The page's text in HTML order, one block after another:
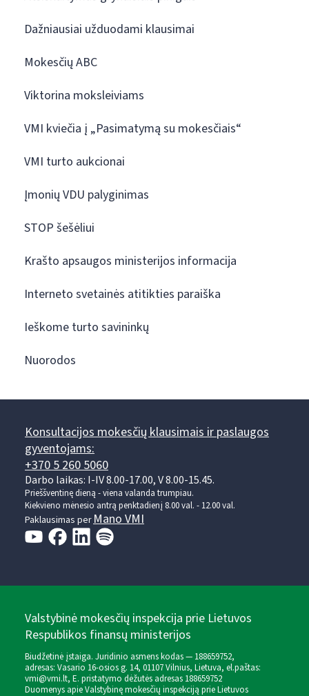
Dažniausiai užduodami klausimai
Mokesčių ABC
Viktorina moksleiviams
VMI kviečia į „Pasimatymą su mokesčiais“
VMI turto aukcionai
Įmonių VDU palyginimas
STOP šešėliui
Krašto apsaugos ministerijos informacija
Interneto svetainės atitikties paraiška
Ieškome turto savininkų
Nuorodos
Konsultacijos mokesčių klausimais ir paslaugos
gyventojams:
+370 5 260 5060
Darbo laikas: I-IV 8.00-17.00, V 8.00-15.45.
Prieššventinę dieną - viena valanda trumpiau.
Kiekvieno mėnesio antrą penktadienį 8.00 val. - 12.00 val.
Paklausimas perMano VMI
Valstybinė mokesčių inspekcija prie Lietuvos
Respublikos finansų ministerijos
Biudžetinė įstaiga. Juridinio asmens kodas — 188659752,
adresas: Vasario 16-osios g. 14, 01107 Vilnius, Lietuva, el.paštas:
vmi@vmi.lt, E. pristatymo dėžutės adresas 188659752
Duomenys apie Valstybinę mokesčių inspekciją prie Lietuvos